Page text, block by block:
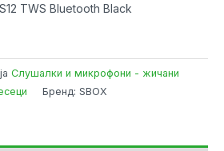
TWS Bluetooth Black
Слушалки и микрофони - жичани
Бренд: SBOX